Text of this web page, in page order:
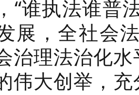
“谁执法谁普
展，全社会
治理法治化
伟大创举，